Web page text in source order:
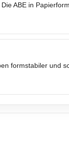
ABE in
formstabiler und